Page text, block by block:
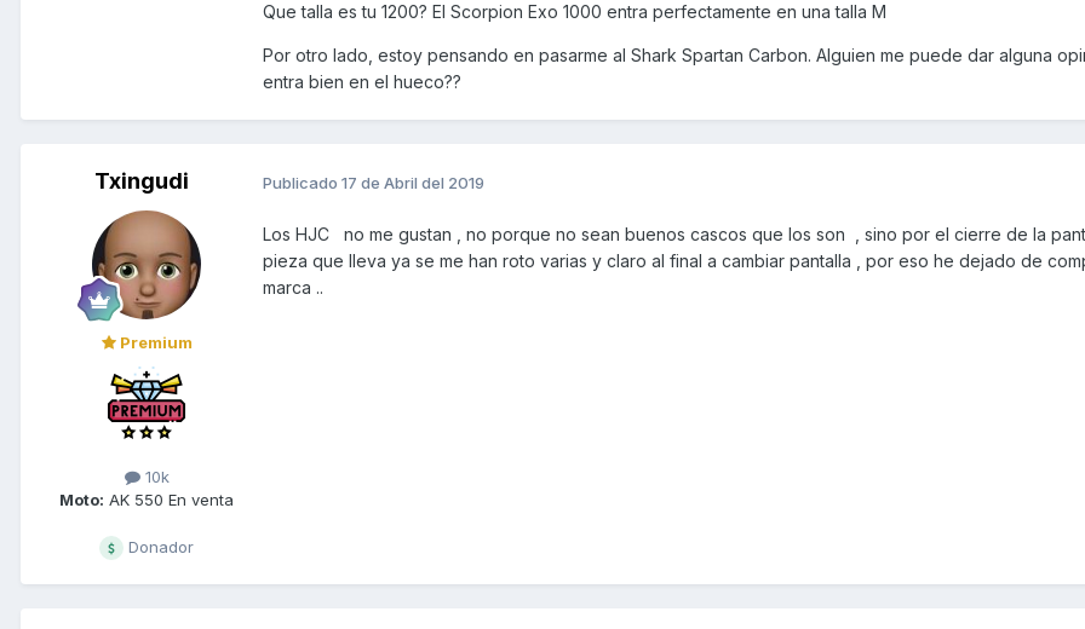
Que talla es tu 1200? El Scorpion Exo 1000 entra perfectamente en una talla M
Por otro lado, estoy pensando en pasarme al Shark Spartan Carbon. Alguien me puede dar alguna
entra bien en el hueco??
Txingudi
Premium
10k
Moto: AK 550 En venta
Donador
Publicado 17 de Abril del 2019
Los HJC no me gustan , no porque no sean buenos cascos que los son , sino por el cierre de la
pieza que lleva ya se me han roto varias y claro al final a cambiar pantalla , por eso he dejado de
marca ..